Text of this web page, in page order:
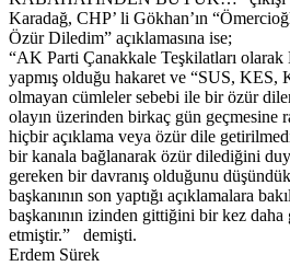
Karadağ, CHP’ li Gökhan’ın
Özür Diledim” açıklamasına ise;
“AK Parti Çanakkale Teşkilatları olarak
yapmış olduğu hakaret ve “SUS,
olmayan cümleler sebebi ile bir özür
olayın üzerinden birkaç gün geçmesine
hiçbir açıklama veya özür dile
bir kanala bağlanarak özür dilediğini
gereken bir davranış olduğunu
başkanının son yaptığı açıklamalara
başkanının izinden gittiğini bir kez
etmiştir.” demişti.
Erdem Sürek